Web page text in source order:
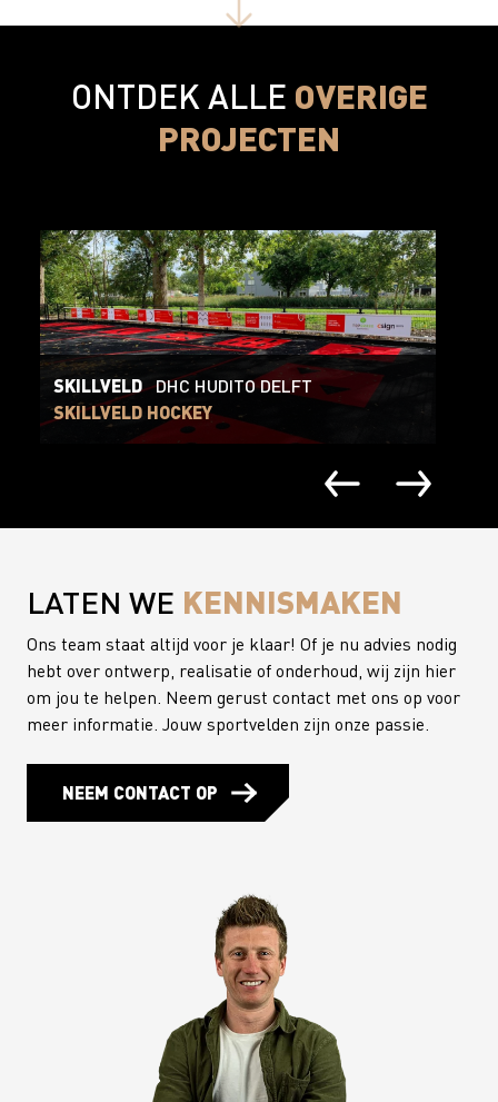
ONTDEK ALLE OVERIGE
PROJECTEN
SKILLVELD
DHC HUDITO DELFT
SKILLVELD HOCKEY
LATEN WE KENNISMAKEN
Ons team staat altijd voor je klaar! Of je nu advies nodig
hebt over ontwerp, realisatie of onderhoud, wij zijn hier
om jou te helpen. Neem gerust contact met ons op voor
meer informatie. Jouw sportvelden zijn onze passie.
NEEM CONTACT OP